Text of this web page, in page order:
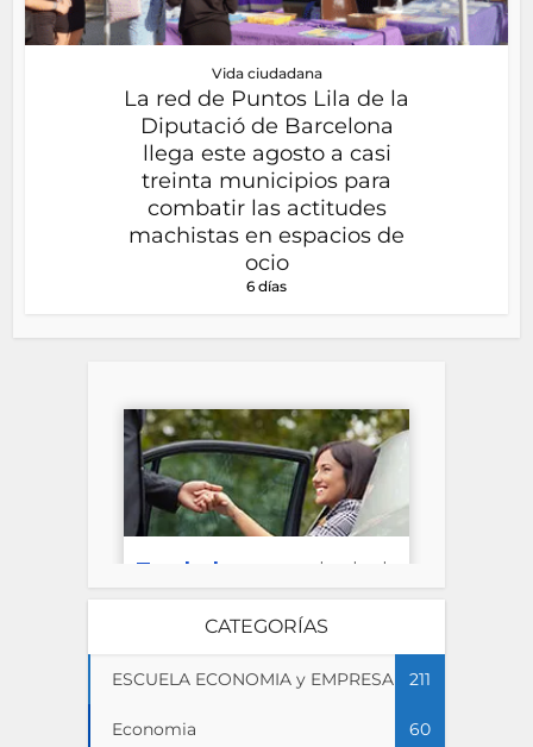
Vida ciudadana
La red de Puntos Lila de la
Diputació de Barcelona
llega este agosto a casi
treinta municipios para
combatir las actitudes
machistas en espacios de
ocio
6 días
CATEGORÍAS
ESCUELA ECONOMIA y EMPRESA 211
Economia 60